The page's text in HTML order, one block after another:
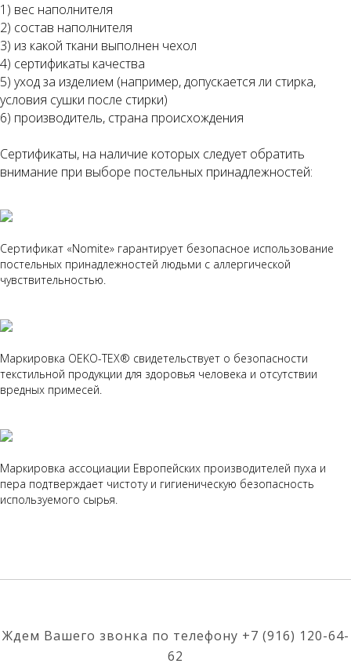
1) вес наполнителя
2) состав наполнителя
3) из какой ткани выполнен чехол
4) сертификаты качества
5) уход за изделием (например, допускается ли стирка,
условия сушки после стирки)
6) производитель, страна происхождения
Сертификаты, на наличие которых следует обратить
внимание при выборе постельных принадлежностей:
Сертификат «Nomite» гарантирует безопасное использование
постельных принадлежностей людьми с аллергической
чувствительностью.
Маркировка OEKO-TEX® свидетельствует о безопасности
текстильной продукции для здоровья человека и отсутствии
вредных примесей.
Маркировка ассоциации Европейских производителей пуха и
пера подтверждает чистоту и гигиеническую безопасность
используемого сырья.
Ждем Вашего звонка по телефону +7 (916) 120-64-
62